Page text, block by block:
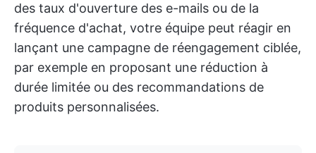
des taux d'ouverture des e-mails ou de la
fréquence d'achat, votre équipe peut réagir en
lançant une campagne de réengagement ciblée,
par exemple en proposant une réduction à
durée limitée ou des recommandations de
produits personnalisées.